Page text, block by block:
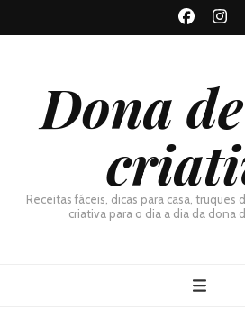
Dona
Receitas fáceis, dicas para casa,
criativa para o dia a dia da dona